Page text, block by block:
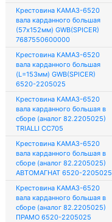
Крестовина КАМАЗ-6520
вала карданного большая
(57х152мм) GWB(SPICER)
7687550600000
Крестовина КАМАЗ-6520
вала карданного большая
(L=153мм) GWB(SPICER)
6520-2205025
Крестовина КАМАЗ-6520
вала карданного большая в
сборе (аналог 82.2205025)
TRIALLI CC705
Крестовина КАМАЗ-6520
вала карданного большая в
сборе (аналог 82.2205025)
АВТОМАГНАТ 6520-2205025
Крестовина КАМАЗ-6520
вала карданного большая в
сборе (аналог 82.2205025)
ПРАМО 6520-2205025